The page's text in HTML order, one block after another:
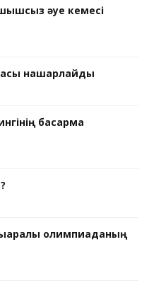
әуе кемесі
нашарлайды
басқарма
олимпиаданың